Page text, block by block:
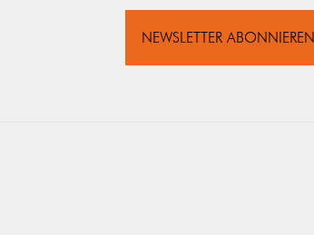
NEWSLETTER ABONNIEREN